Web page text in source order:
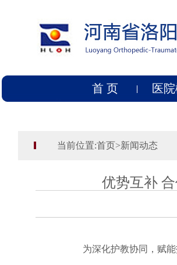
首 页 医
当前位置:首页>新闻动态
优势互补
为深化护教协同，赋能